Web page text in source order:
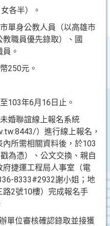
各半）。
單身公教人員（以高雄市
職員優先錄取）、國
。
250元。
103年6月16日止。
婚聯誼線上報名系統
）進行線上報名，
所需相關資料後，於103
為憑）、公文交換、親自
捷運工程局人事室（電
8333#2932謝小姐；地
2號10樓）完成報名手
單位審核確認錄取並接獲